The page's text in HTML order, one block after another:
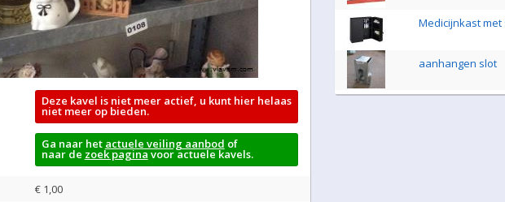
Deze kavel is niet meer actief, u kunt hier helaas
niet meer op bieden.
Ga naar het actuele veiling aanbod of
naar de zoek paginavoor actuele kavels.
€ 1,00
Medicijnkast met
aanhangen slot